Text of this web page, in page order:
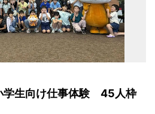
学生向け仕事体験 45人枠